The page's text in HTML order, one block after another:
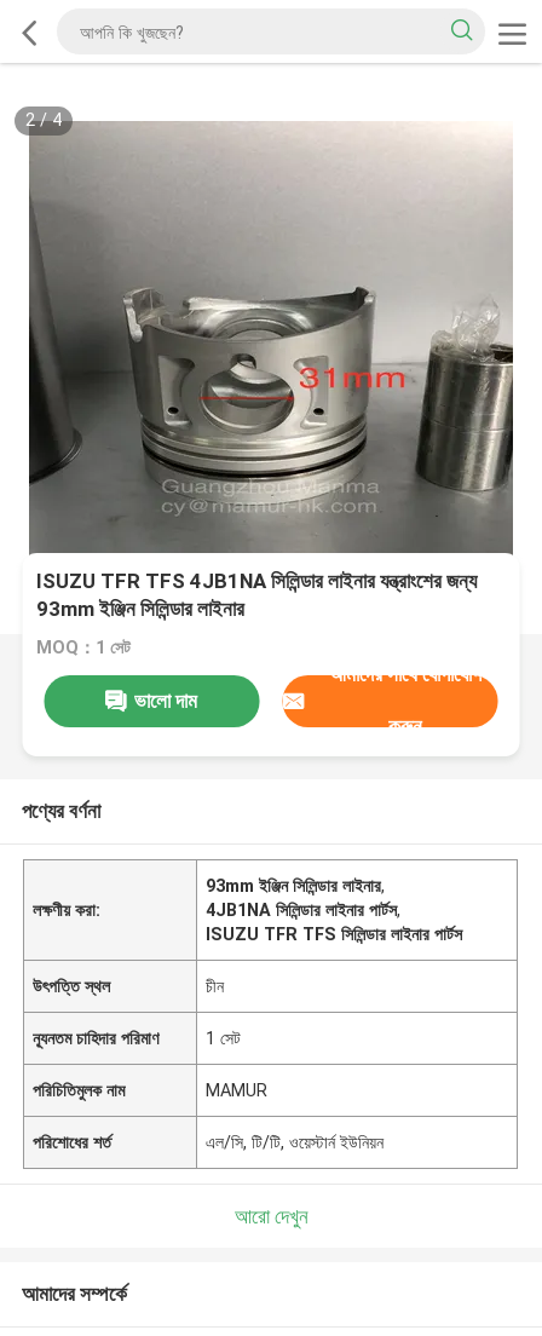
2/4
ISUZU TFR TFS 4JB1NA সিলিন্ডার লাইনার যন্ত্রাংশের জন্য
93mm ইঞ্জিন সিলিন্ডার লাইনার
MOQ：1 সেট
ভালো দাম
আমাদের সাথে যোগাযোগ
করুন
পণ্যের বর্ণনা
লক্ষণীয় করা:
93mm ইঞ্জিন সিলিন্ডার লাইনার,
4JB1NA সিলিন্ডার লাইনার পার্টস,
ISUZU TFR TFS সিলিন্ডার লাইনার পার্টস
উৎপত্তি স্থল চীন
ন্যূনতম চাহিদার পরিমাণ 1 সেট
পরিচিতিমুলক নাম MAMUR
পরিশোধের শর্ত এল/সি, টি/টি, ওয়েস্টার্ন ইউনিয়ন
আরো দেখুন
আমাদের সম্পর্কে